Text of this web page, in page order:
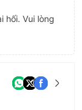
hối. Vui lòng